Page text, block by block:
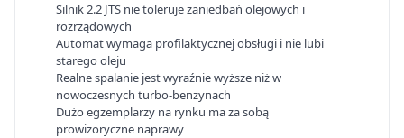
Silnik 2.2 JTS nie toleruje zaniedbań olejowych i
rozrządowych
Automat wymaga profilaktycznej obsługi i nie lubi
starego oleju
Realne spalanie jest wyraźnie wyższe niż w
nowoczesnych turbo-benzynach
Dużo egzemplarzy na rynku ma za sobą
prowizoryczne naprawy